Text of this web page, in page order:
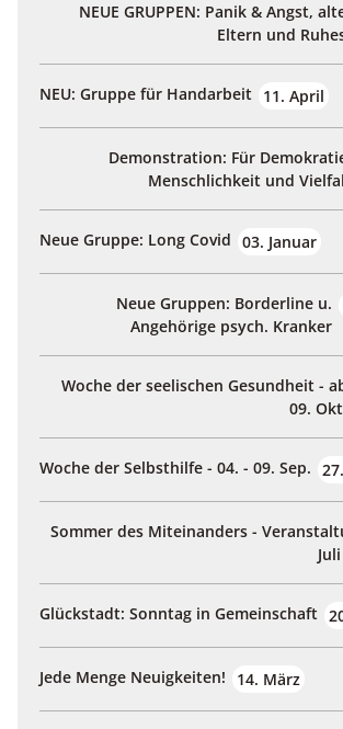
NEUE GRUPPEN: Panik & Angst,
Eltern und
NEU: Gruppe für Handarbeit 11. April
Demonstration: Für
Menschlichkeit und
Neue Gruppe: Long Covid 03. Januar
Neue Gruppen: Borderline u.
Angehörige psych. Kranker
Woche der seelischen Gesundheit -
09.
Woche der Selbsthilfe - 04. - 09. Sep.
Sommer des Miteinanders -
Glückstadt: Sonntag in Gemeinschaft
Jede Menge Neuigkeiten! 14. März